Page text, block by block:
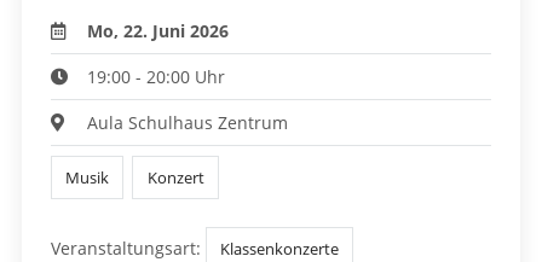
Mo, 22. Juni 2026
19:00 - 20:00 Uhr
Aula Schulhaus Zentrum
Musik Konzert
Veranstaltungsart: Klassenkonzerte